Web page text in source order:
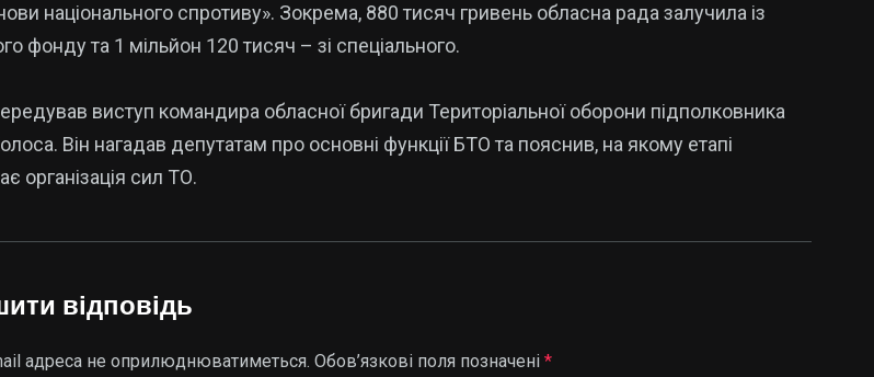
національного спротиву». Зокрема, 880 тисяч гривень обласна рада залучила із
фонду та 1 мільйон 120 тисяч – зі спеціального.
виступ командира обласної бригади Територіальної оборони підполковника
Він нагадав депутатам про основні функції БТО та пояснив, на якому етапі
організація сил ТО.
відповідь
адреса не оприлюднюватиметься. Обов’язкові поля позначені *